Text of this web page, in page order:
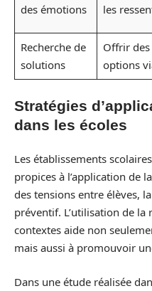
des émotions
les
Recherche de
solutions
Offrir des
options
Stratégies
dans les écoles
Les établissements
propices à l’application de
des tensions entre élèves,
préventif. L’utilisation de la
contextes aide non
mais aussi à promouvoir
Dans une étude réalisée